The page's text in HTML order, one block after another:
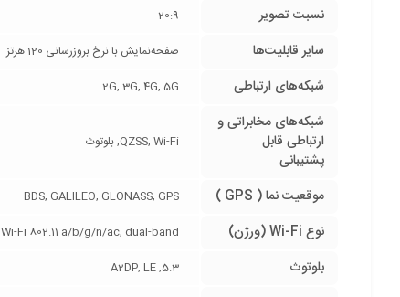
نسبت تصویر 20:9
سایر قابلیت‌ها صفحه‌نمایش با نرخ بروزرسانی 120 هرتز
شبکه‌های ارتباطی 2G, 3G, 4G, 5G
شبکه‌های مخابراتی و
ارتباطی قابل
پشتیبانی
QZSS, Wi-Fi, بلوتوث
موقعیت نما ( GPS ) BDS, GALILEO, GLONASS, GPS
نوع Wi-Fi (ورژن) Wi-Fi 802.11 a/b/g/n/ac, dual-band
بلوتوث 5.3, A2DP, LE